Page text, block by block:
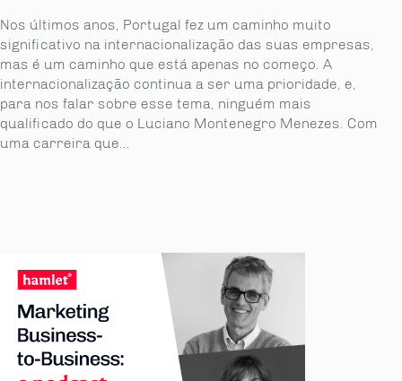
Nos últimos anos, Portugal fez um caminho muito
significativo na internacionalização das suas empresas,
mas é um caminho que está apenas no começo. A
internacionalização continua a ser uma prioridade, e,
para nos falar sobre esse tema, ninguém mais
qualificado do que o Luciano Montenegro Menezes. Com
uma carreira que...